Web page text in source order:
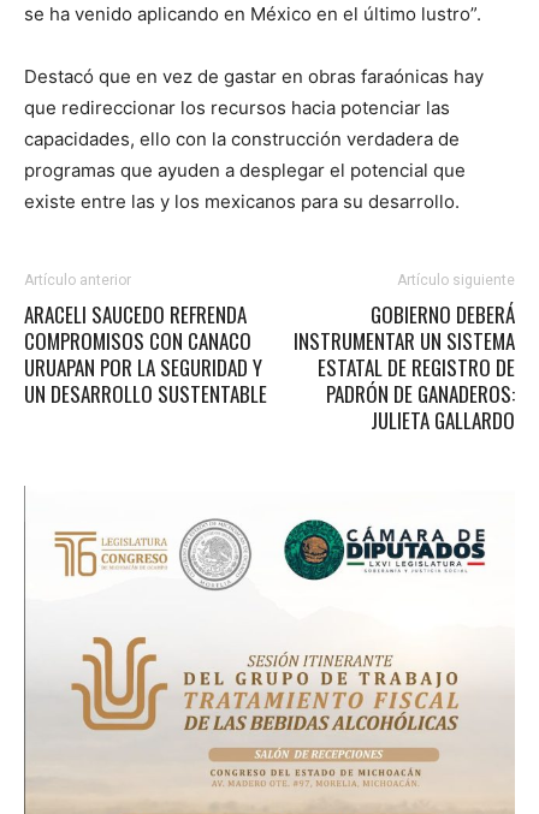
se ha venido aplicando en México en el último lustro”.
Destacó que en vez de gastar en obras faraónicas hay
que redireccionar los recursos hacia potenciar las
capacidades, ello con la construcción verdadera de
programas que ayuden a desplegar el potencial que
existe entre las y los mexicanos para su desarrollo.
Artículo anterior
ARACELI SAUCEDO REFRENDA
COMPROMISOS CON CANACO
URUAPAN POR LA SEGURIDAD Y
UN DESARROLLO SUSTENTABLE
Artículo siguiente
GOBIERNO DEBERÁ
INSTRUMENTAR UN SISTEMA
ESTATAL DE REGISTRO DE
PADRÓN DE GANADEROS:
JULIETA GALLARDO